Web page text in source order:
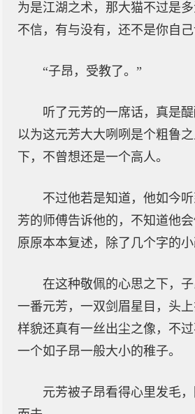
为是江湖之术，那大猫不过是
不信，有与没有，还不是你自
“子昂，受教了。”
听了元芳的一席话，真是
以为这元芳大大咧咧是个粗鲁
下，不曾想还是一个高人。
不过他若是知道，他如今
芳的师傅告诉他的，不知道他
原原本本复述，除了几个字的小
在这种敬佩的心思之下，
一番元芳，一双剑眉星目，头上
样貌还真有一丝出尘之像，不
一个如子昂一般大小的稚子。
元芳被子昂看得心里发毛